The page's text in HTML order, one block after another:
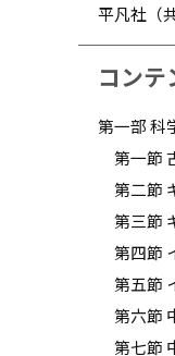
平凡社（
コンテ
第一部 科
第一節
第二節
第三節
第四節
第五節
第六節
第七節